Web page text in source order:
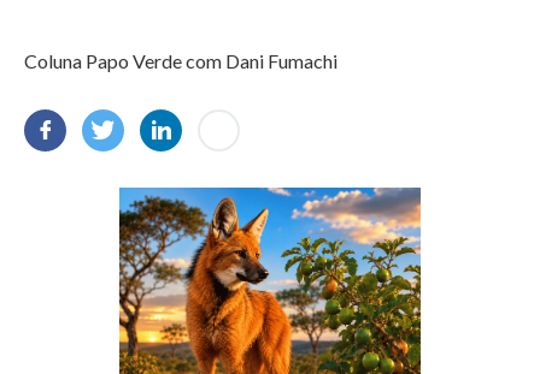
Coluna Papo Verde com Dani Fumachi